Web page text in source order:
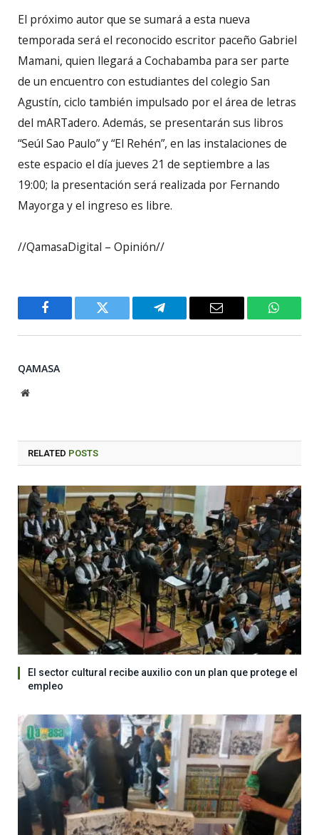
El próximo autor que se sumará a esta nueva
temporada será el reconocido escritor paceño Gabriel
Mamani, quien llegará a Cochabamba para ser parte
de un encuentro con estudiantes del colegio San
Agustín, ciclo también impulsado por el área de letras
del mARTadero. Además, se presentarán sus libros
“Seúl Sao Paulo” y “El Rehén”, en las instalaciones de
este espacio el día jueves 21 de septiembre a las
19:00; la presentación será realizada por Fernando
Mayorga y el ingreso es libre.
//QamasaDigital – Opinión//
Facebook Twitter Telegram Email
QAMASA
Website
RELATED POSTS
El sector cultural recibe auxilio con un plan que protege el
empleo